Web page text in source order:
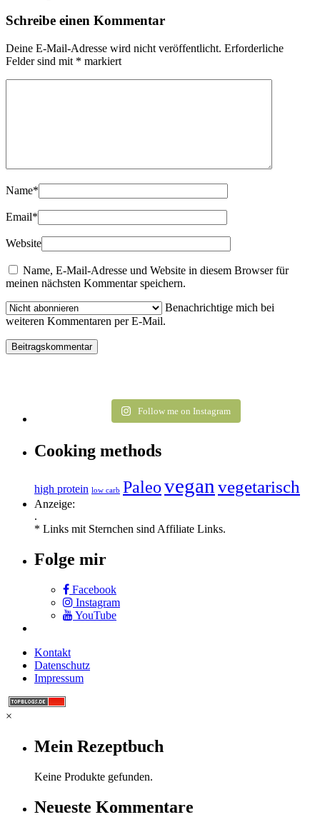
Schreibe einen Kommentar
Deine E-Mail-Adresse wird nicht veröffentlicht. Erforderliche
Felder sind mit * markiert
Name*
Email*
Website
Name, E-Mail-Adresse und Website in diesem Browser für
meinen nächsten Kommentar speichern.
Benachrichtige mich bei
weiteren Kommentaren per E-Mail.
Follow me on Instagram
Cooking methods
high protein low carb Paleoveganvegetarisch
Anzeige:
.
* Links mit Sternchen sind Affiliate Links.
Folge mir
Facebook
Instagram
YouTube
Kontakt
Datenschutz
Impressum
×
Mein Rezeptbuch
Keine Produkte gefunden.
Neueste Kommentare